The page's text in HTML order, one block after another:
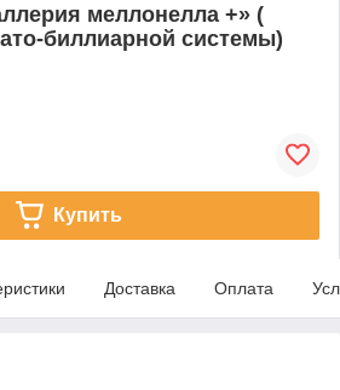
меллонелла +» (
биллиарной системы)
Купить
Доставка Оплата